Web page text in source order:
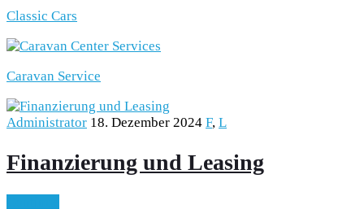
Classic Cars
Caravan Service
Administrator 18. Dezember 2024 F, L
Finanzierung und Leasing